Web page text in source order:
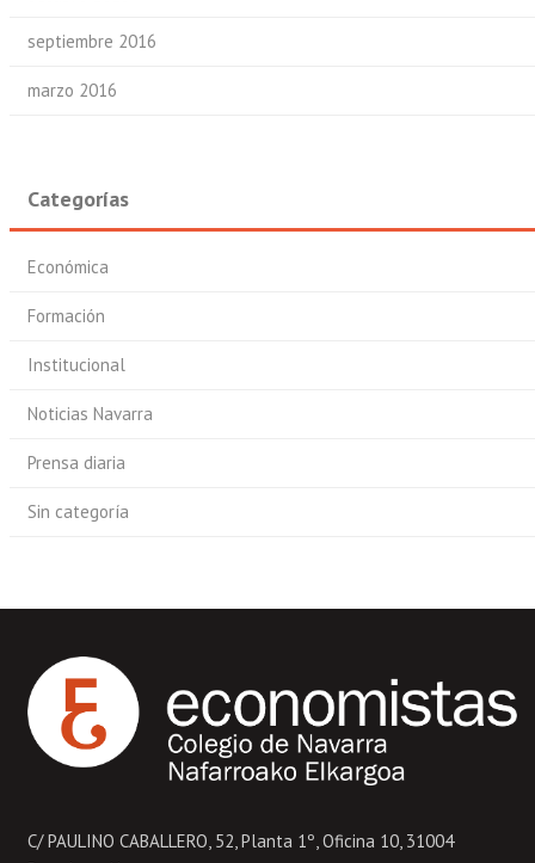
septiembre 2016
marzo 2016
Categorías
Económica
Formación
Institucional
Noticias Navarra
Prensa diaria
Sin categoría
C/ PAULINO CABALLERO, 52, Planta 1º, Oficina 10, 31004